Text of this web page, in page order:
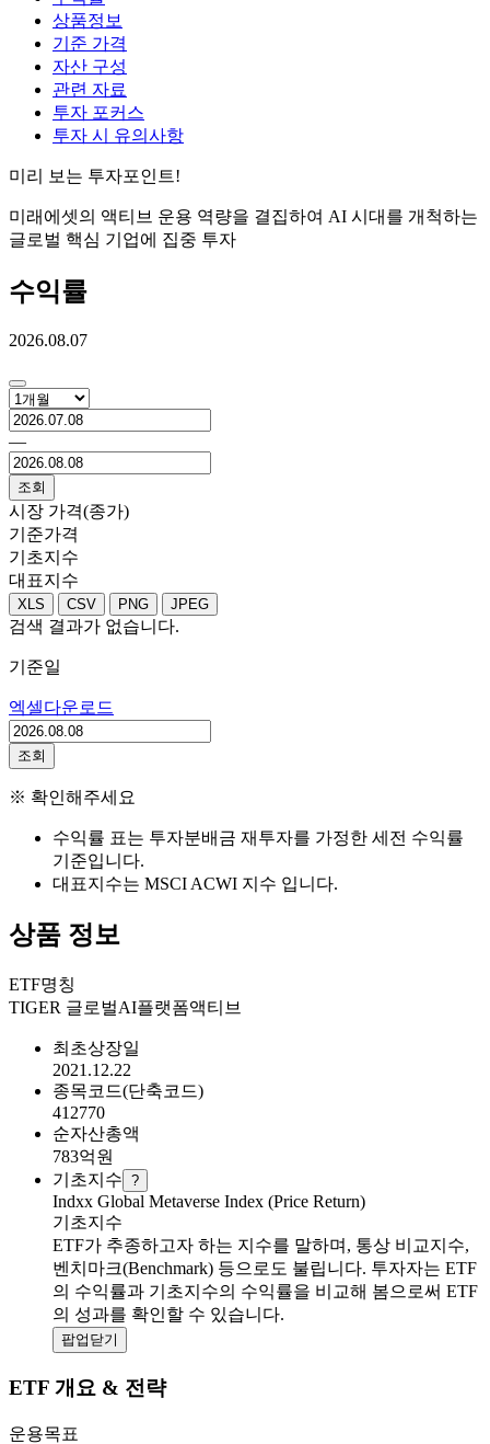
상품정보
기준 가격
자산 구성
관련 자료
투자 포커스
투자 시 유의사항
미리 보는 투자포인트!
미래에셋의 액티브 운용 역량을 결집하여 AI 시대를 개척하는
글로벌 핵심 기업에 집중 투자
수익률
2026.08.07
―
조회
시장 가격(종가)
기준가격
기초지수
대표지수
XLS CSV PNG JPEG
검색 결과가 없습니다.
기준일
엑셀다운로드
조회
※ 확인해주세요
수익률 표는 투자분배금 재투자를 가정한 세전 수익률
기준입니다.
대표지수는 MSCI ACWI 지수 입니다.
상품 정보
ETF명칭
TIGER 글로벌AI플랫폼액티브
최초상장일
2021.12.22
종목코드(단축코드)
412770
순자산총액
783억원
기초지수 ?
Indxx Global Metaverse Index (Price Return)
기초지수
ETF가 추종하고자 하는 지수를 말하며, 통상 비교지수,
벤치마크(Benchmark) 등으로도 불립니다. 투자자는 ETF
의 수익률과 기초지수의 수익률을 비교해 봄으로써 ETF
의 성과를 확인할 수 있습니다.
팝업닫기
ETF 개요 & 전략
운용목표